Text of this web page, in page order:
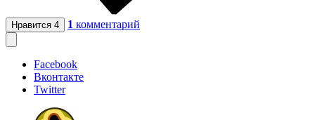
Нравится 4 1 комментарий
Facebook
Вконтакте
Twitter